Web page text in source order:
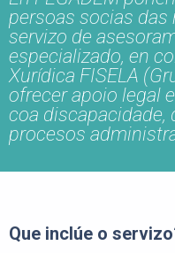
persoas socias das
servizo de
especializado, en
Xurídica FISELA
ofrecer apoio legal
coa discapacidade,
procesos
Que inclúe o